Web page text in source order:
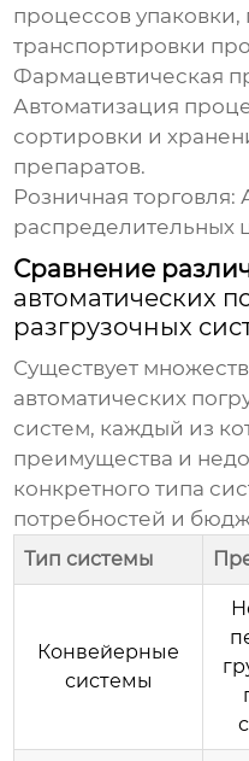
процессов
транспортировки
Фармацевтическая
Автоматизация
сортировки и
препаратов.
Розничная торговля:
распределительных
Сравнение
автоматических
разгрузочных
Существует
автоматических
систем, каждый из
преимущества и
конкретного типа
потребностей и
Тип системы
Конвейерные
системы